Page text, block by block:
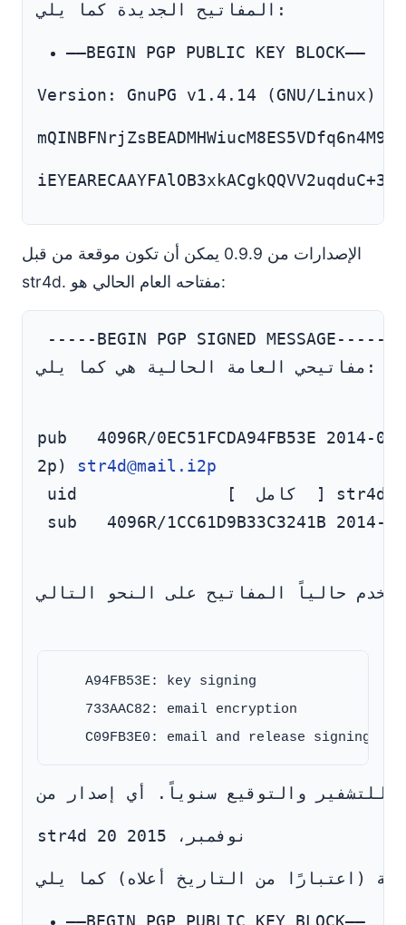
المفاتيح الجديدة كما يلي:
—–BEGIN PGP PUBLIC KEY BLOCK—–
Version: GnuPG v1.4.14 (GNU/Linux)
الإصدارات من 0.9.9 يمكن أن تكون موقعة من قبل
str4d. مفتاحه العام الحالي هو:
مفاتيحي العامة الحالية هي كما يلي:
2p) str4d@mail.i2p
uid               [  كامل  ] str4d
    A94FB53E: key signing
    733AAC82: email encryption
str4d 20 نوفمبر، 2015
—–BEGIN PGP PUBLIC KEY BLOCK—–